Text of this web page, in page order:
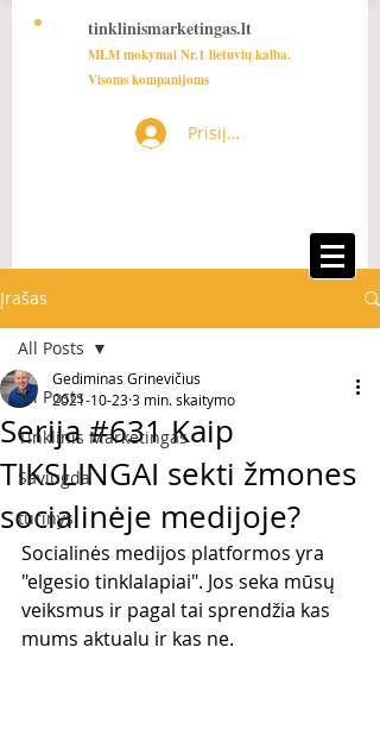
tinklinismarketingas.lt
MLM mokymai Nr.1 lietuvių kalba.
Visoms kompanijoms
Prisijungti
Įrašas
All Posts
Tinklinis Marketingas
Saviugda
turinys
All Posts
Serija #631 Kaip
TIKSLINGAI sekti žmones
socialinėje medijoje?
Gediminas Grinevičius
2021-10-233 min. skaitymo
Socialinės medijos platformos yra
"elgesio tinklalapiai". Jos seka mūsų
veiksmus ir pagal tai sprendžia kas
mums aktualu ir kas ne.